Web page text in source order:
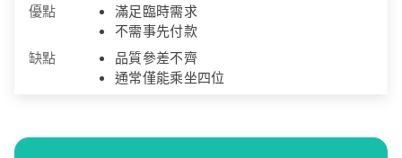
優點
滿足臨時需求
不需事先付款
缺點
品質參差不齊
通常僅能乘坐四位